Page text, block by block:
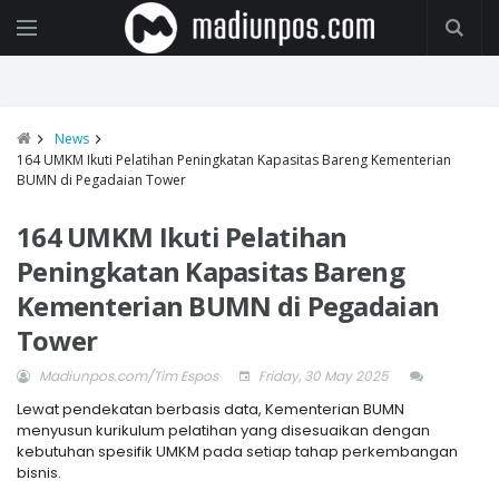
News
164 UMKM Ikuti Pelatihan Peningkatan Kapasitas Bareng Kementerian
BUMN di Pegadaian Tower
164 UMKM Ikuti Pelatihan
Peningkatan Kapasitas Bareng
Kementerian BUMN di Pegadaian
Tower
Madiunpos.com/Tim Espos Friday, 30 May 2025
Lewat pendekatan berbasis data, Kementerian BUMN
menyusun kurikulum pelatihan yang disesuaikan dengan
kebutuhan spesifik UMKM pada setiap tahap perkembangan
bisnis.